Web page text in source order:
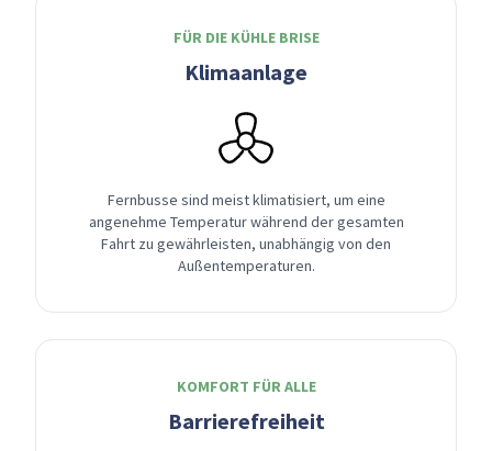
FÜR DIE KÜHLE BRISE
Klimaanlage
Fernbusse sind meist klimatisiert, um eine
angenehme Temperatur während der gesamten
Fahrt zu gewährleisten, unabhängig von den
Außentemperaturen.
KOMFORT FÜR ALLE
Barrierefreiheit